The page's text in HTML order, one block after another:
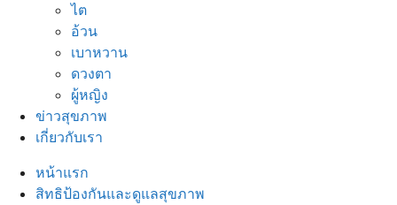
ไต
อ้วน
เบาหวาน
ดวงตา
ผู้หญิง
ข่าวสุขภาพ
เกี่ยวกับเรา
หน้าแรก
สิทธิป้องกันและดูแลสุขภาพ